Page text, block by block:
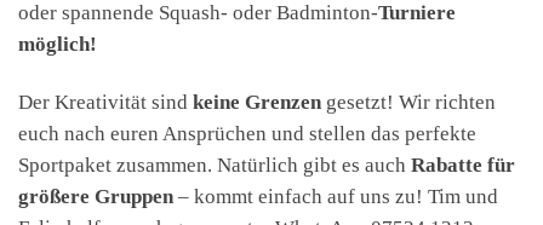
oder spannende Squash- oder Badminton-Turniere
möglich!
Der Kreativität sind keine Grenzen gesetzt! Wir richten
euch nach euren Ansprüchen und stellen das perfekte
Sportpaket zusammen. Natürlich gibt es auch Rabatte für
größere Gruppen – kommt einfach auf uns zu! Tim und